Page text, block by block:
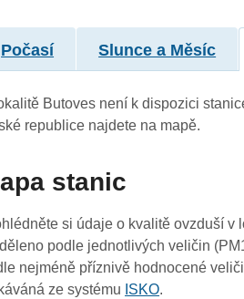
Počasí Slunce a Měsíc
Butoves není k dispozici
republice najdete na mapě.
stanic
si údaje o kvalitě ovzduší
podle jednotlivých veličin
nejméně příznivě hodnocené
ze systému ISKO.
- -
3